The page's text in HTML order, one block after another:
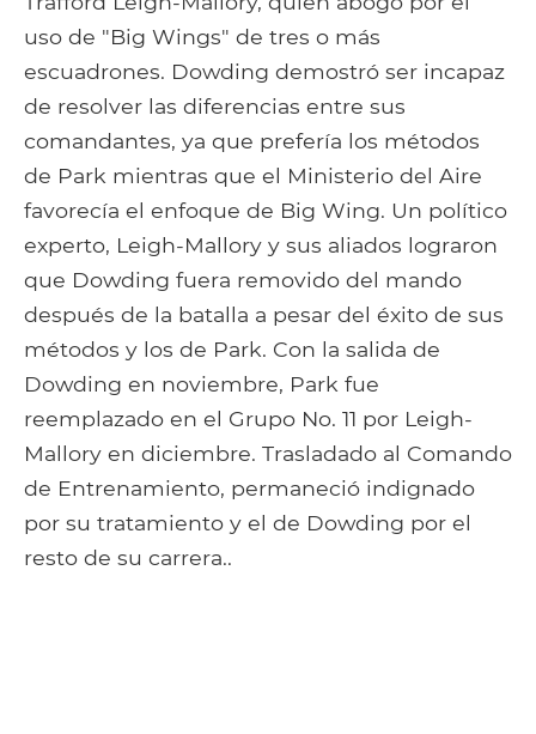
uso de "Big Wings" de tres o más
escuadrones. Dowding demostró ser incapaz
de resolver las diferencias entre sus
comandantes, ya que prefería los métodos
de Park mientras que el Ministerio del Aire
favorecía el enfoque de Big Wing. Un político
experto, Leigh-Mallory y sus aliados lograron
que Dowding fuera removido del mando
después de la batalla a pesar del éxito de sus
métodos y los de Park. Con la salida de
Dowding en noviembre, Park fue
reemplazado en el Grupo No. 11 por Leigh-
Mallory en diciembre. Trasladado al Comando
de Entrenamiento, permaneció indignado
por su tratamiento y el de Dowding por el
resto de su carrera..